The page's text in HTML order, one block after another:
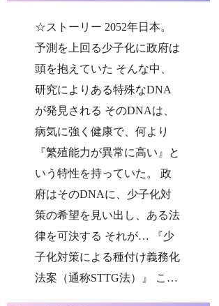
☆ストーリー 2052年日本。
予測を上回る少子化に政府は
頭を抱えていた そんな中、
研究によりある特殊なDNA
が発見される そのDNAは、
病気に強く健康で、何より
『繁殖能力が異常に高い』と
いう特性を持っていた。 政
府はそのDNAに、少子化対
策の希望を見い出し、ある法
律を可決する それが… 『少
子化対策による種付け義務化
法案（通称STTG法）』 こ…